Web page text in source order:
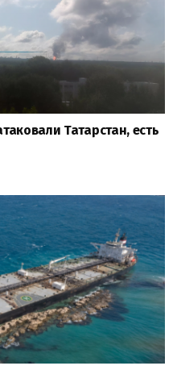
Татарстан, есть